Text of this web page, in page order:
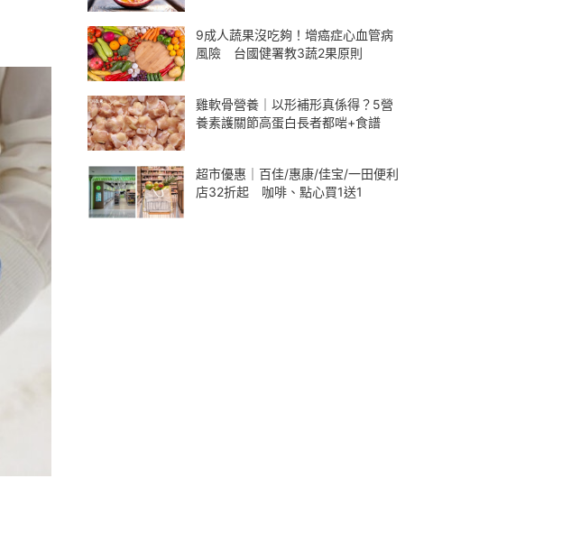
9成人蔬果沒吃夠！增癌症心血管病
風險 台國健署教3蔬2果原則
雞軟骨營養｜以形補形真係得？5營
養素護關節高蛋白長者都啱+食譜
超市優惠｜百佳/惠康/佳宝/一田便利
店32折起 咖啡、點心買1送1